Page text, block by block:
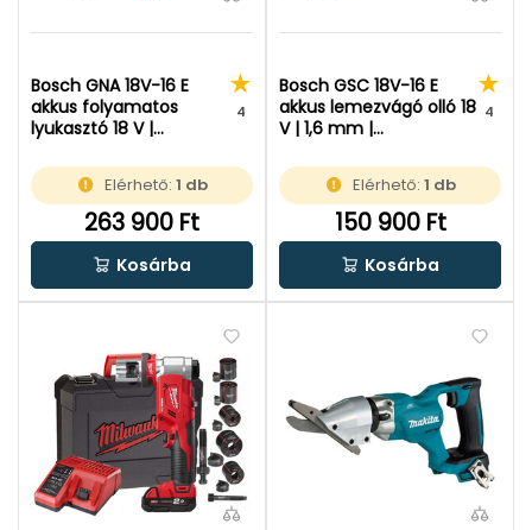
Bosch GNA 18V-16 E
akkus folyamatos
lyukasztó 18 V |
Ah akku + töltõ | L-
Boxx-ban
4
Elérhető: 1 db
263 900 Ft
Kosárba
Bosch GSC 18V-16 E
akkus lemezvágó olló 18
V | 1,6 mm |
és töltő nélkül |
Kartondobozban
4
Elérhető: 1 db
150 900 Ft
Kosárba